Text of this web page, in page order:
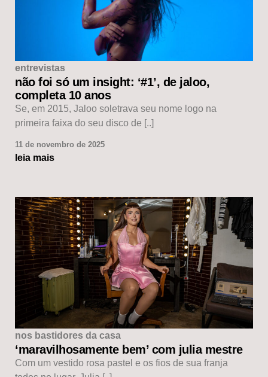
entrevistas
não foi só um insight: ‘#1’, de jaloo,
completa 10 anos
Se, em 2015, Jaloo soletrava seu nome logo na
primeira faixa do seu disco de [..]
11 de novembro de 2025
leia mais
nos bastidores da casa
‘maravilhosamente bem’ com julia mestre
Com um vestido rosa pastel e os fios de sua franja